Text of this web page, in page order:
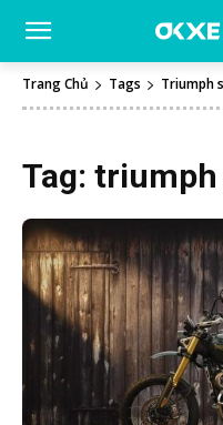
Trang Chủ Tags Triumph
Tag: triumph